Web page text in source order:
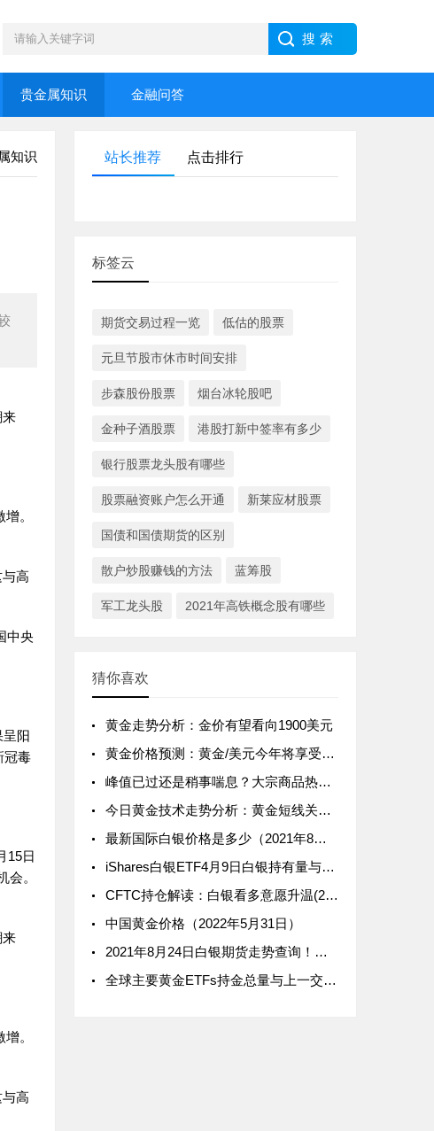
贵金属知识 金融问答
知识
来
。
高
中央
阳
冠毒
15日
。
来
。
高
站长推荐 点击排行
标签云
期货交易过程一览 低估的股票
元旦节股市休市时间安排
步森股份股票 烟台冰轮股吧
金种子酒股票 港股打新中签率有多少
银行股票龙头股有哪些
股票融资账户怎么开通 新莱应材股票
国债和国债期货的区别
散户炒股赚钱的方法 蓝筹股
军工龙头股 2021年高铁概念股有哪些
猜你喜欢
黄金走势分析：金价有望看向1900美元
黄金价格预测：黄金/美元今年将享受强劲的投资需求
峰值已过还是稍事喘息？大宗商品热潮遭打击 铜、铁矿石、农产品、黄金及原油前景预测
今日黄金技术走势分析：黄金短线关注1840 市场静待美国CPI
最新国际白银价格是多少（2021年8月17日）
iShares白银ETF4月9日白银持有量与上一交易日持平
CFTC持仓解读：白银看多意愿升温(2月15日当周)
中国黄金价格（2022年5月31日）
2021年8月24日白银期货走势查询！白银期货价格多少？
全球主要黄金ETFs持金总量与上一交易日增加0.36吨（9月9日）